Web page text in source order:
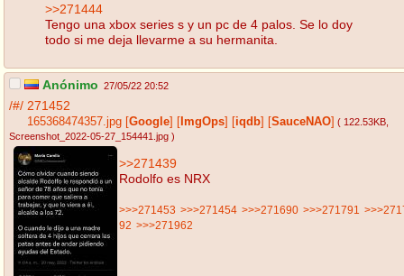
>>271444
Tengo una xbox series s y un pc de 4 palos. Se lo doy
todo si me deja llevarme a su hermanita.
Anónimo 27/05/22 20:52
/#/ 271452
165368474357.jpg Google ImgOps iqdb SauceNAO ( 122.53KB
Screenshot_2022-05-27_154441.jpg )
>>271439
Rodolfo es NRX
>>>271453 >>>271454 >>>271690 >>>271791
92 >>>271962